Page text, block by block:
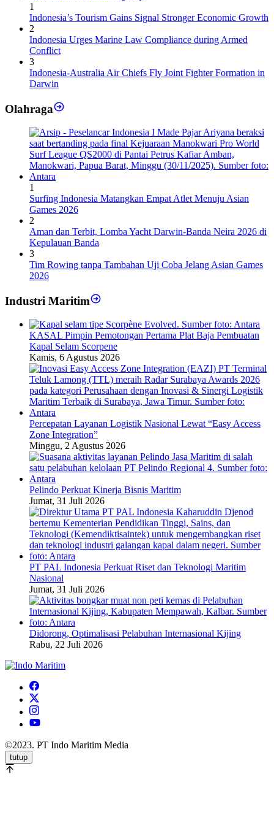
1
Indonesia’s Tourism Gains Signal Stronger Economic Growth
2
Indonesia Urges Marine Law Compliance during Armed
Conflict
3
Indonesia-Australia Air Chiefs Fly Joint Fighter Formation in
Darwin
Olahraga
1
Surfing Indonesia Matangkan Empat Atlet Menuju Asian
Games 2026
2
Aman dan Terbit, Lomba Yacht Darwin-Banda Neira 2026 di
Kepulauan Banda
3
Tim Rowing tanpa Tambahan Uji Coba Jelang Asian Games
2026
Industri Maritim
KASAL Pimpin Pemotongan Pertama Plat Baja Pembuatan
Kapal Selam Scorpene
Kamis, 6 Agustus 2026
Percepatan Layanan Logistik Nasional Lewat “Easy Access
Zone Integration”
Minggu, 2 Agustus 2026
Pelindo Perkuat Kinerja Bisnis Maritim
Jumat, 31 Juli 2026
PT PAL Indonesia Perkuat Riset dan Teknologi Maritim
Nasional
Jumat, 31 Juli 2026
Didorong, Optimalisasi Pelabuhan Internasional Kijing
Rabu, 22 Juli 2026
©2023. PT Indo Maritim Media
tutup